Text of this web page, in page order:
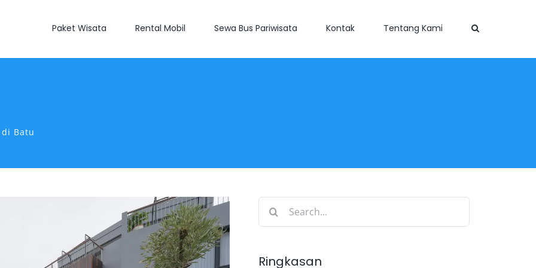
Paket Wisata Rental Mobil Sewa Bus Pariwisata Kontak Tentang Kami
Batu
Search
Ringkasan